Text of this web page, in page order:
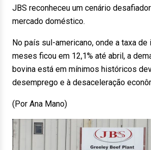
JBS reconheceu um cenário
mercado doméstico.
No país sul-americano, onde a taxa de
meses ficou em 12,1% até abril, a
bovina está em mínimos históricos
desemprego e à desaceleração
(Por Ana Mano)